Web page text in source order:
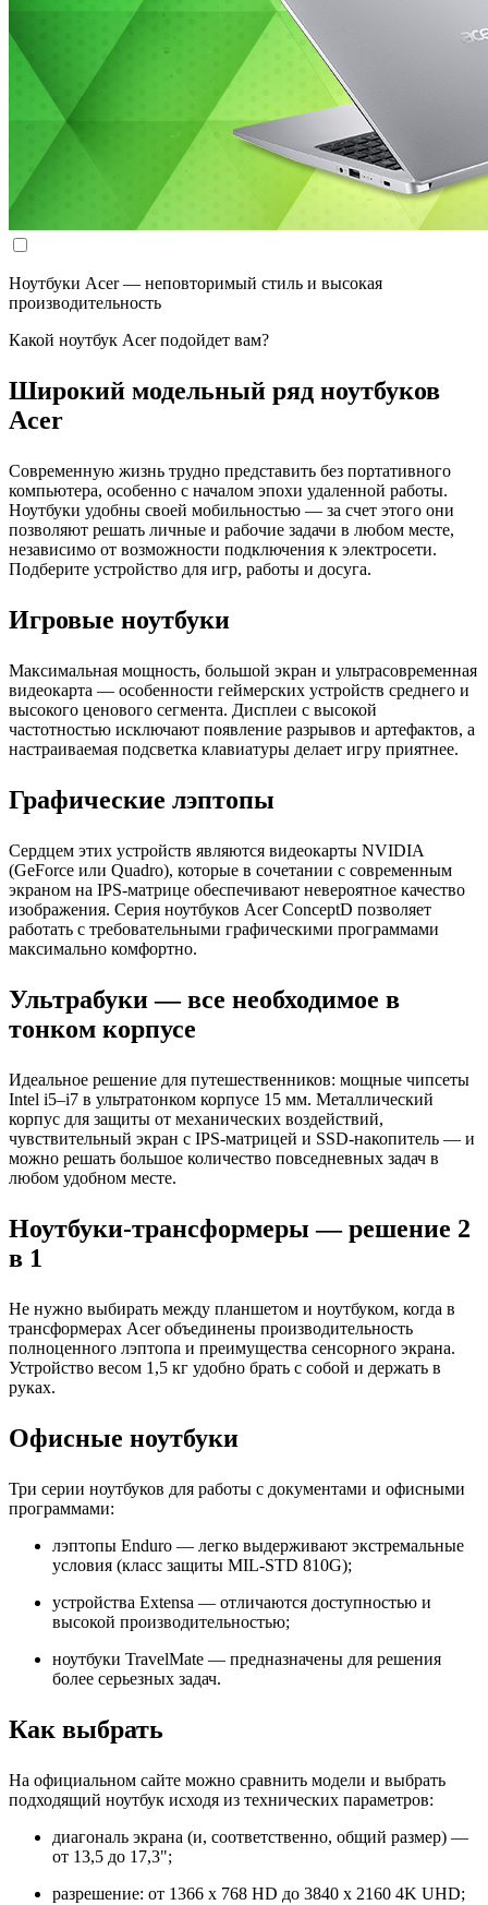
Ноутбуки Acer — неповторимый стиль и высокая
производительность
Какой ноутбук Acer подойдет вам?
Широкий модельный ряд ноутбуков
Acer
Современную жизнь трудно представить без портативного
компьютера, особенно с началом эпохи удаленной работы.
Ноутбуки удобны своей мобильностью — за счет этого они
позволяют решать личные и рабочие задачи в любом месте,
независимо от возможности подключения к электросети.
Подберите устройство для игр, работы и досуга.
Игровые ноутбуки
Максимальная мощность, большой экран и ультрасовременная
видеокарта — особенности геймерских устройств среднего и
высокого ценового сегмента. Дисплеи с высокой
частотностью исключают появление разрывов и артефактов, а
настраиваемая подсветка клавиатуры делает игру приятнее.
Графические лэптопы
Сердцем этих устройств являются видеокарты NVIDIA
(GeForce или Quadro), которые в сочетании с современным
экраном на IPS-матрице обеспечивают невероятное качество
изображения. Серия ноутбуков Acer ConceptD позволяет
работать с требовательными графическими программами
максимально комфортно.
Ультрабуки — все необходимое в
тонком корпусе
Идеальное решение для путешественников: мощные чипсеты
Intel i5–i7 в ультратонком корпусе 15 мм. Металлический
корпус для защиты от механических воздействий,
чувствительный экран с IPS-матрицей и SSD-накопитель — и
можно решать большое количество повседневных задач в
любом удобном месте.
Ноутбуки-трансформеры — решение 2
в 1
Не нужно выбирать между планшетом и ноутбуком, когда в
трансформерах Acer объединены производительность
полноценного лэптопа и преимущества сенсорного экрана.
Устройство весом 1,5 кг удобно брать с собой и держать в
руках.
Офисные ноутбуки
Три серии ноутбуков для работы с документами и офисными
программами:
лэптопы Enduro — легко выдерживают экстремальные
условия (класс защиты MIL-STD 810G);
устройства Extensa — отличаются доступностью и
высокой производительностью;
ноутбуки TravelMate — предназначены для решения
более серьезных задач.
Как выбрать
На официальном сайте можно сравнить модели и выбрать
подходящий ноутбук исходя из технических параметров:
диагональ экрана (и, соответственно, общий размер) —
от 13,5 до 17,3";
разрешение: от 1366 x 768 HD до 3840 x 2160 4K UHD;